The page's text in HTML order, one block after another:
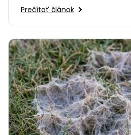
vám predstavíme fukáre…
Prečítať článok